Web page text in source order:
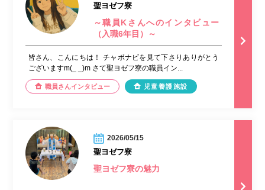
聖ヨゼフ寮
～職員Kさんへのインタビュー
（入職6年目）～
皆さん、こんにちは！ チャボナビを見て下さりありがとう
ございますm(_ _)m さて聖ヨゼフ寮の職員イン...
職員さんインタビュー 児童養護施設
2026/05/15
聖ヨゼフ寮
聖ヨゼフ寮の魅力